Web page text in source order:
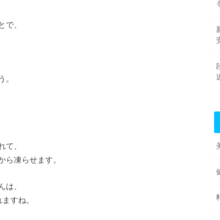
で、
。
て、
凍らせます。
は、
すね。